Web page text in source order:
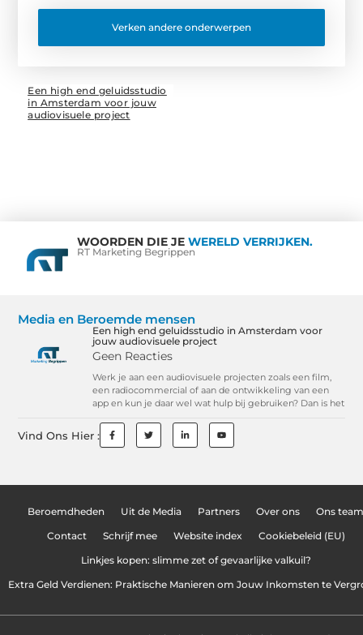
Verken andere onderwerpen
Een high end geluidsstudio
in Amsterdam voor jouw
audiovisuele project
WOORDEN DIE JE WERELD VERRIJKEN.
RT Marketing Begrippen
Media en Beroemde mensen
Een high end geluidsstudio in Amsterdam voor
jouw audiovisuele project
Geen Reacties
Werk je aan een audiovisuele projecten zoals een film,
een radiocommercial of aan de ontwikkeling van een
app en kun je daar wel wat hulp bij gebruiken? Dan is het
Vind Ons Hier :
Beroemdheden Uit de Media Partners Over ons Ons team
Contact Schrijf mee Website index Cookiebeleid (EU)
Linkjes kopen: slimme zet of gevaarlijke valkuil?
Extra Geld Verdienen: Praktische Manieren om Jouw Inkomsten te